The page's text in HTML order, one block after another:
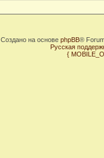
Создано на основе phpBB®
Русская
{